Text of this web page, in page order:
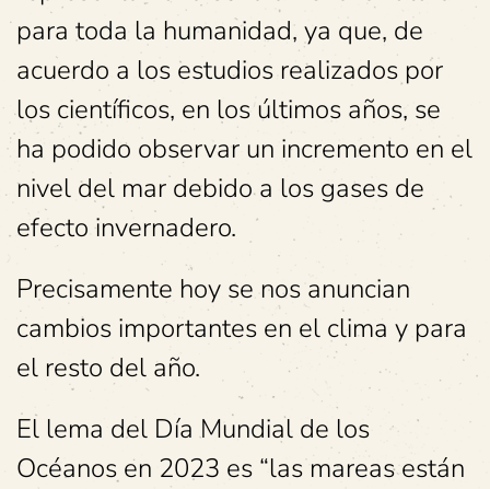
para toda la humanidad, ya que, de
acuerdo a los estudios realizados por
los científicos, en los últimos años, se
ha podido observar un incremento en el
nivel del mar debido a los gases de
efecto invernadero.
Precisamente hoy se nos anuncian
cambios importantes en el clima y para
el resto del año.
El lema del Día Mundial de los
Océanos en 2023 es “las mareas están